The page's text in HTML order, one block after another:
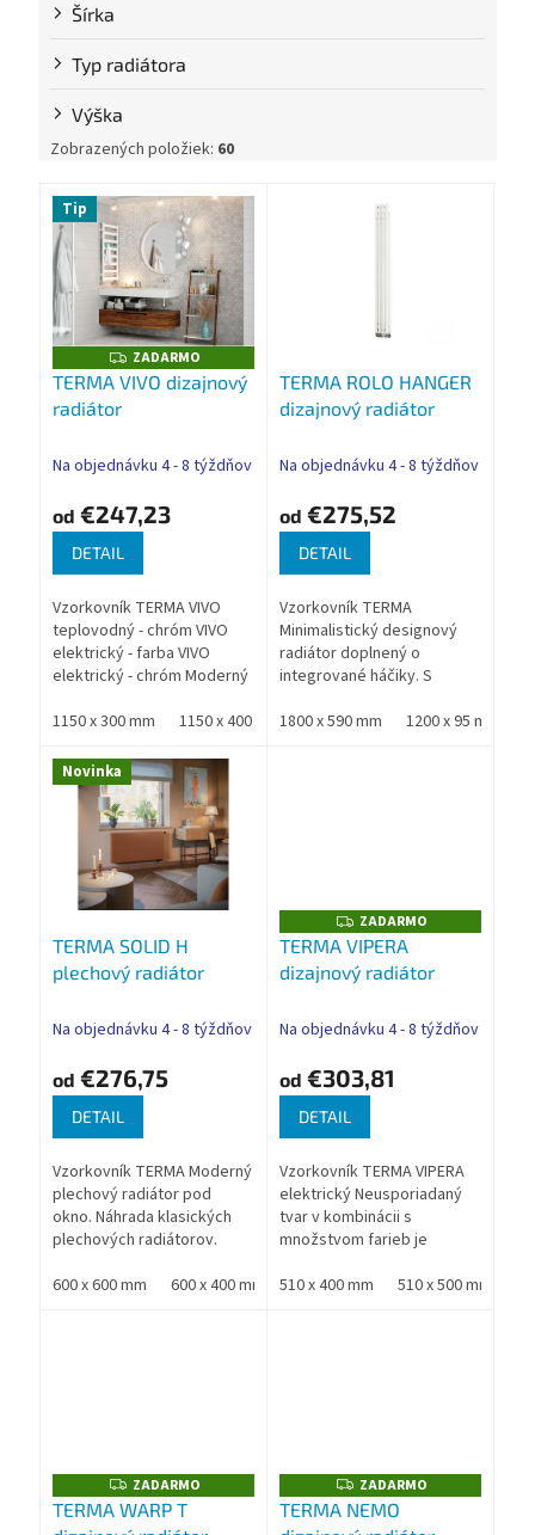
Šírka
Typ radiátora
Výška
Zobrazených položiek: 60
Tip
Z
A
D
O
ZADARMO
TERMA VIVO dizajnový
radiátor
Na objednávku 4 - 8 týždňov
od €247,23
DETAIL
Vzorkovník TERMA VIVO
teplovodný - chróm VIVO
elektrický - farba VIVO
elektrický - chróm Moderný
kombináciou štvorcových
1150 x 300 mm 1150 x 400 mm 1150 x 500 mm 670 x 300 mm
TERMA ROLO HANGER
dizajnový radiátor
Na objednávku 4 - 8 týždňov
od €275,52
DETAIL
Vzorkovník TERMA
Minimalistický designový
radiátor doplnený o
integrované háčiky. S
ideálny pre klasické ako aj
1800 x 590 mm 1200 x 95 mm
Novinka
TERMA SOLID H
plechový radiátor
Na objednávku 4 - 8 týždňov
od €276,75
DETAIL
Vzorkovník TERMA Moderný
plechový radiátor pod
okno. Náhrada klasických
plechových radiátorov.
farebných prevedeniach.
600 x 600 mm 600 x 400 mm 600 x 800 mm 600 x 1000 mm
Z
A
D
A
R
O
ZADARMO
TERMA VIPERA
dizajnový radiátor
Na objednávku 4 - 8 týždňov
od €303,81
DETAIL
Vzorkovník TERMA VIPERA
elektrický Neusporiadaný
tvar v kombinácii s
množstvom farieb je
moderný interiér
510 x 400 mm 510 x 500 mm
Z
A
D
ZADARMO
TERMA WARP T
Z
A
D
ZADARMO
TERMA NEMO